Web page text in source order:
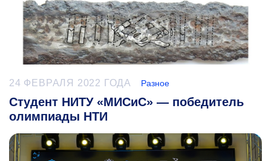
24 ФЕВРАЛЯ 2022 ГОДА Разное
Студент НИТУ «МИСиС» — победитель
олимпиады НТИ